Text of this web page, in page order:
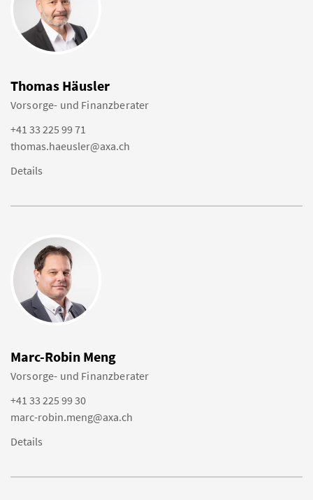
Thomas Häusler
Vorsorge- und Finanzberater
+41 33 225 99 71
thomas.haeusler@axa.ch
Details
Marc-Robin Meng
Vorsorge- und Finanzberater
+41 33 225 99 30
marc-robin.meng@axa.ch
Details